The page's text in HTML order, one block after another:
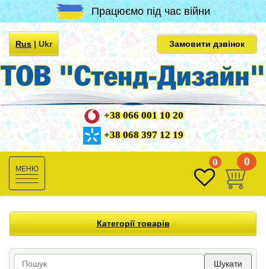
Працюємо під час війни
Rus|Ukr Замовити дзвінок
+38 066 001 10 20
+38 068 397 12 19
Toggle
navigation
0 0
Категорії товарів
Шукати